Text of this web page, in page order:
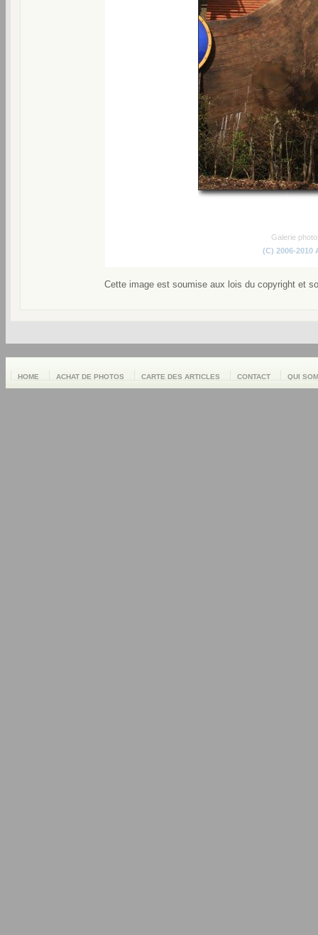
Galerie
(C) 2006-2010
Cette image est soumise aux lois du copyright et
HOME ACHAT DE PHOTOS CARTE DES ARTICLES CONTACT QUI